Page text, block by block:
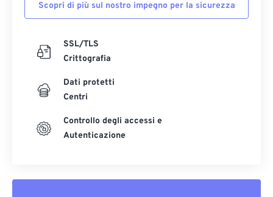
Scopri di più sul nostro impegno per la sicurezza
SSL/TLS
Crittografia
Dati protetti
Centri
Controllo degli accessi e
Autenticazione